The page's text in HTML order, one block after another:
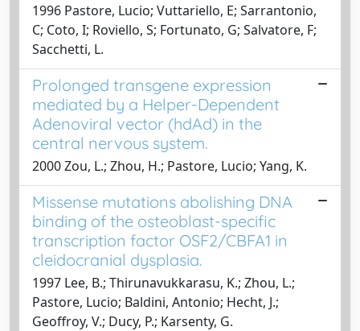
1996 Pastore, Lucio; Vuttariello, E; Sarrantonio,
C; Coto, I; Roviello, S; Fortunato, G; Salvatore, F;
Sacchetti, L.
Prolonged transgene expression
mediated by a Helper-Dependent
Adenoviral vector (hdAd) in the
central nervous system.
2000 Zou, L.; Zhou, H.; Pastore, Lucio; Yang, K.
Missense mutations abolishing DNA
binding of the osteoblast-specific
transcription factor OSF2/CBFA1 in
cleidocranial dysplasia.
1997 Lee, B.; Thirunavukkarasu, K.; Zhou, L.;
Pastore, Lucio; Baldini, Antonio; Hecht, J.;
Geoffroy, V.; Ducy, P.; Karsenty, G.